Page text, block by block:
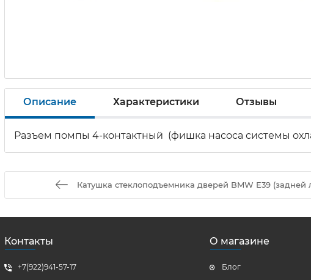
Описание Характеристики Отзывы
Разъем помпы 4-контактный (фишка насоса системы
Катушка стеклоподъемника дверей BMW E39 (задней
Контакты
+7(922)941-57-17
О магазине
Блог